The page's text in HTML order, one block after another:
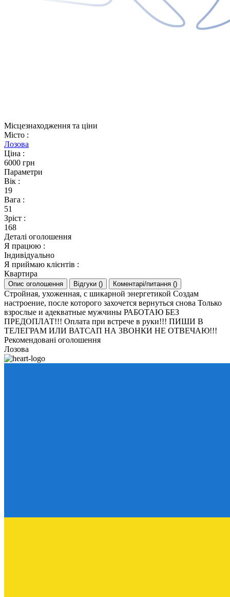
Місцезнаходження та ціни
Місто :
Лозова
Ціна :
6000 грн
Параметри
Вік :
19
Вага :
51
Зріст :
168
Деталі оголошення
Я працюю :
Індивідуально
Я приймаю клієнтів :
Квартира
Опис оголошення Відгуки () Коментарі/питання ()
Стройная, ухоженная, с шикарной энергетикой Создам
настроение, после которого захочется вернуться снова Только
взрослые и адекватные мужчины РАБОТАЮ БЕЗ
ПРЕДОПЛАТ!!! Оплата при встрече в руки!!! ПИШИ В
ТЕЛЕГРАМ ИЛИ ВАТСАП НА ЗВОНКИ НЕ ОТВЕЧАЮ!!!
Рекомендовані оголошення
Лозова